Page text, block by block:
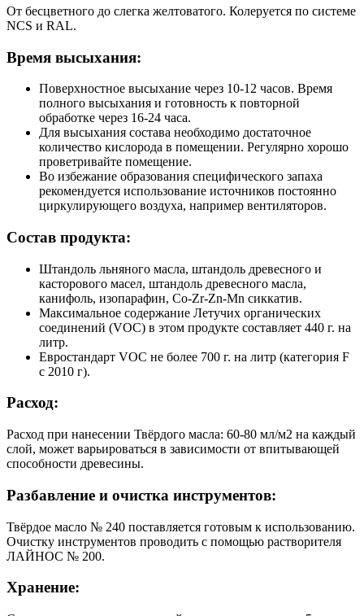
От бесцветного до слегка желтоватого. Колеруется по системе
NCS и RAL.
Время высыхания:
Поверхностное высыхание через 10-12 часов. Время
полного высыхания и готовность к повторной
обработке через 16-24 часа.
Для высыхания состава необходимо достаточное
количество кислорода в помещении. Регулярно хорошо
проветривайте помещение.
Во избежание образования специфического запаха
рекомендуется использование источников постоянно
циркулирующего воздуха, например вентиляторов.
Состав продукта:
Штандоль льняного масла, штандоль древесного и
касторового масел, штандоль древесного масла,
канифоль, изопарафин, Co-Zr-Zn-Mn сиккатив.
Максимальное содержание Летучих органических
соединений (VOC) в этом продукте составляет 440 г. на
литр.
Евростандарт VOC не более 700 г. на литр (категория F
с 2010 г).
Расход:
Расход при нанесении Твёрдого масла: 60-80 мл/м2 на каждый
слой, может варьироваться в зависимости от впитывающей
способности древесины.
Разбавление и очистка инструментов:
Твёрдое масло № 240 поставляется готовым к использованию.
Очистку инструментов проводить с помощью растворителя
ЛАЙНОС № 200.
Хранение: